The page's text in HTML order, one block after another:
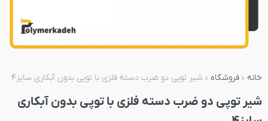
خانه » فروشگاه » شیر توپی دو ضرب دسته فلزی با توپی بدون آبکاری سایز4
شیر توپی دو ضرب دسته فلزی با توپی بدون آبکاری